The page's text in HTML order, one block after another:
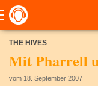
THE HIVES
Mit Pharrell
vom 18. September 2007